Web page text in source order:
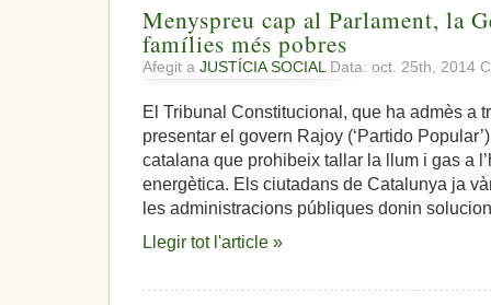
Menyspreu cap al Parlament, la
famílies més pobres
Afegit a JUSTÍCIA SOCIAL Data: oct. 25th, 2014
El Tribunal Constitucional, que ha admès a
presentar el govern Rajoy (‘Partido
catalana que prohibeix tallar la llum i gas a
energètica. Els ciutadans de Catalunya ja
les administracions públiques donin
Llegir tot l'article »